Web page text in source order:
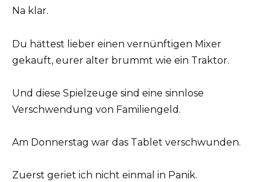
Na klar.
Du hättest lieber einen vernünftigen Mixer
gekauft, eurer alter brummt wie ein Traktor.
Und diese Spielzeuge sind eine sinnlose
Verschwendung von Familiengeld.
Am Donnerstag war das Tablet verschwunden.
Zuerst geriet ich nicht einmal in Panik.